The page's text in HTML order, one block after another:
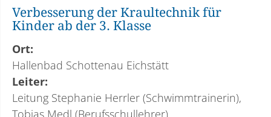
Verbesserung der Kraultechnik für
Kinder ab der 3. Klasse
Ort:
Hallenbad Schottenau Eichstätt
Leiter:
Leitung Stephanie Herrler (Schwimmtrainerin),
Tobias Medl (Berufsschullehrer)